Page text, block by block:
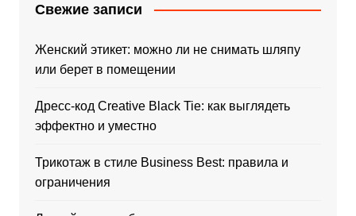
Свежие записи
Женский этикет: можно ли не снимать шляпу
или берет в помещении
Дресс-код Creative Black Tie: как выглядеть
эффектно и уместно
Трикотаж в стиле Business Best: правила и
ограничения